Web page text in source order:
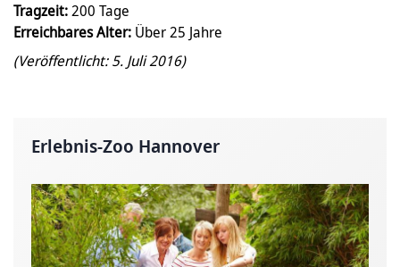
Tragzeit:200 Tage
Erreichbares Alter: Über 25 Jahre
(Veröffentlicht: 5. Juli 2016)
Erlebnis-Zoo Hannover